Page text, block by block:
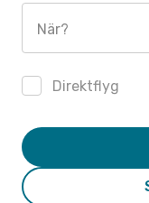
När?
Direktflyg